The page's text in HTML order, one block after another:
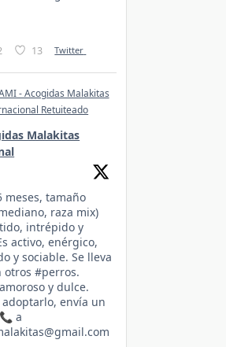
13 Twitter
- Acogidas Malakitas
Retuiteado
Malakitas
meses, tamaño
raza mix)
intrépido y
activo, enérgico,
y sociable. Se lleva
otros #perros.
y dulce.
envía un
a